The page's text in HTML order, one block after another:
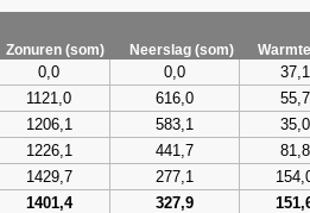
Zonuren (som) Neerslag (som)
0,0 0,0 37,1
1121,0 616,0 55,7
1206,1 583,1 35,0
1226,1 441,7 81,8
1429,7 277,1
1401,4 327,9